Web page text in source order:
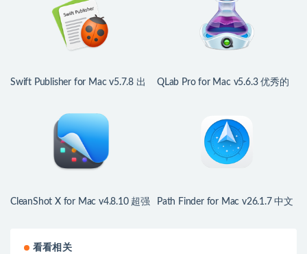
Swift Publisher for Mac v5.7.8 出
QLab Pro for Mac v5.6.3 优秀的
CleanShot X for Mac v4.8.10 超强
Path Finder for Mac v26.1.7 中文
看看相关